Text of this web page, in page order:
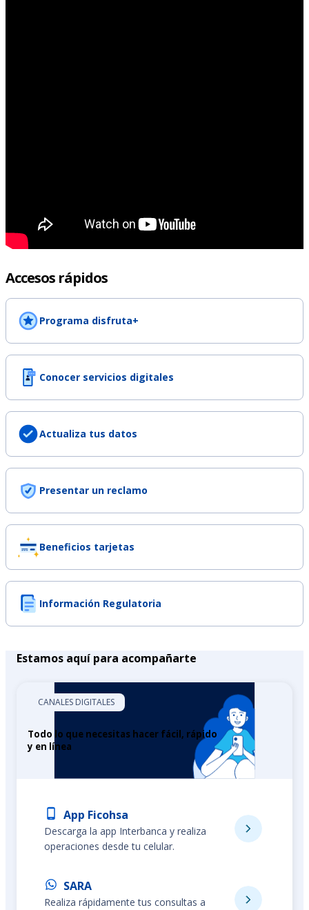
Accesos rápidos
Programa disfruta+
Conocer servicios digitales
Actualiza tus datos
Presentar un reclamo
Beneficios tarjetas
Información Regulatoria
Estamos aquí para acompañarte
CANALES DIGITALES
Todo lo que necesitas hacer fácil, rápido
y en línea
App Ficohsa
Descarga la app Interbanca y realiza
operaciones desde tu celular.
SARA
Realiza rápidamente tus consultas a